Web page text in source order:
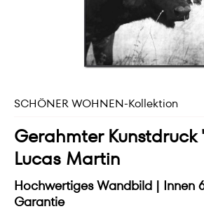
SCHÖNER WOHNEN-Kollektion
Gerahmter Kunstdruck
Lucas Martin
Hochwertiges Wandbild | Innen
Garantie